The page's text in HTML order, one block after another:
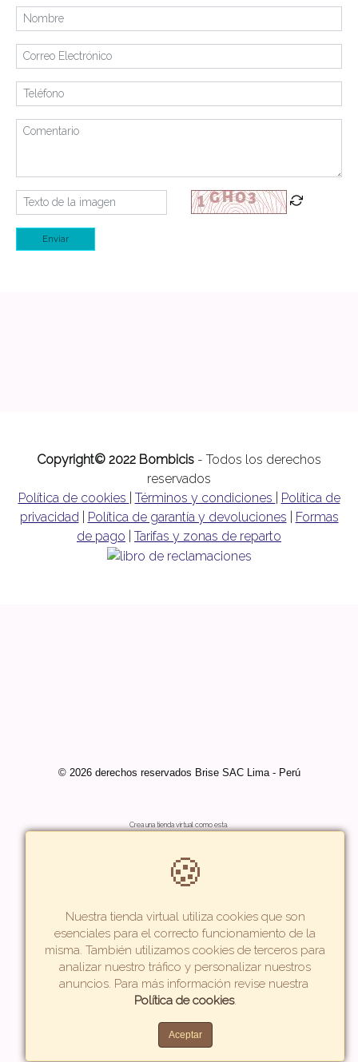
Enviar
Copyright© 2022 Bombicis - Todos los derechos
reservados
Política de cookies
Términos y condiciones
Política de
privacidad| Política de garantía y devoluciones
Formas
de pago
Tarifas y zonas de reparto
© 2026 derechos reservados Brise SAC Lima - Perú
Crea una tienda virtual como esta.
🍪
Nuestra tienda virtual utiliza cookies que son
esenciales para el correcto funcionamiento de la
misma. También utilizamos cookies de terceros para
analizar nuestro tráfico y personalizar nuestros
anuncios. Para más información revise nuestra
Política de cookies.
Aceptar